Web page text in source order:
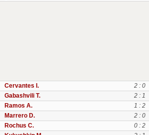
Cervantes I.
2 : 0
Gabashvili T.
2 : 1
Ramos A.
1 : 2
Marrero D.
2 : 0
Rochus C.
0 : 2